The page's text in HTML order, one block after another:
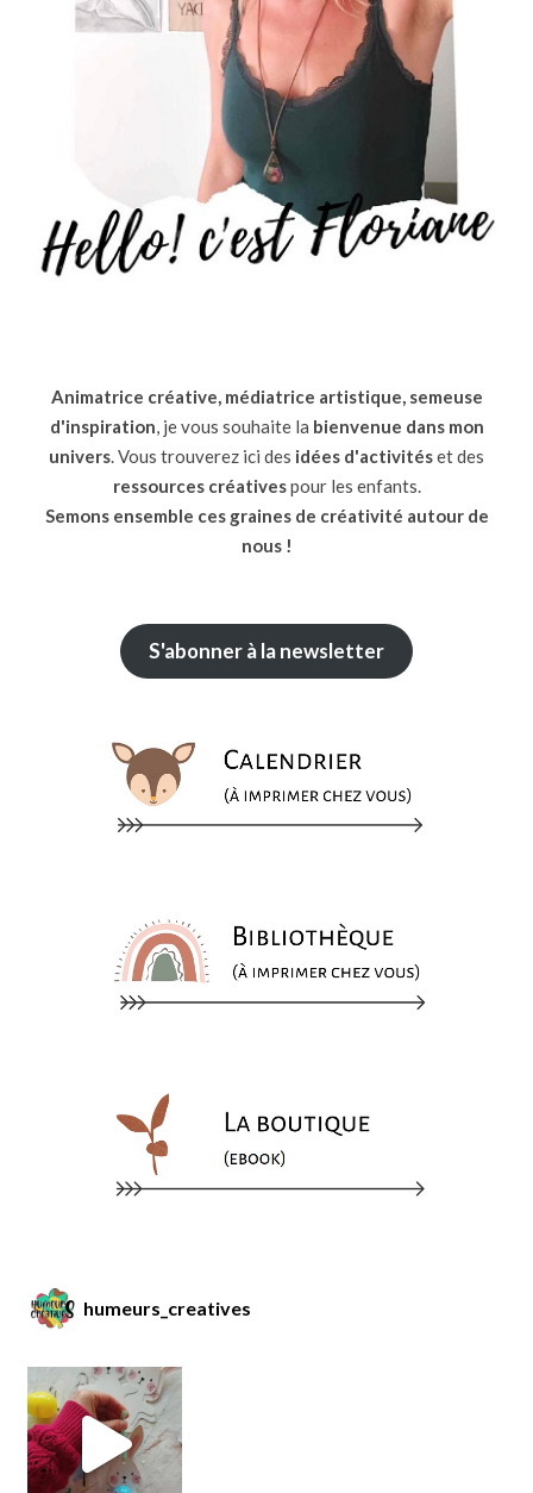
Animatrice créative, médiatrice artistique, semeuse
d'inspiration, je vous souhaite la bienvenue dans mon
univers. Vous trouverez ici des idées d'activitéset des
ressources créativespour les enfants.
Semons ensemble ces graines de créativité autour de
nous !
S'abonner à la newsletter
humeurs_creatives